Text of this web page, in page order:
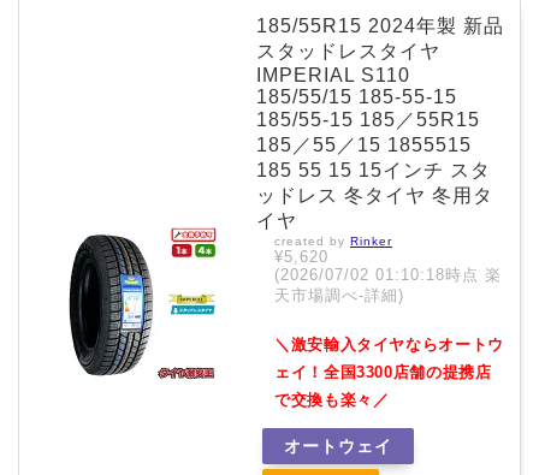
185/55R15 2024年製 新品
スタッドレスタイヤ
IMPERIAL S110
185/55/15 185-55-15
185/55-15 185／55R15
185／55／15 1855515
185 55 15 15インチ スタ
ッドレス 冬タイヤ 冬用タ
イヤ
created by Rinker
¥5,620
(2026/07/02 01:10:18時点 楽
天市場調べ-詳細)
＼激安輸入タイヤならオートウ
ェイ！全国3300店舗の提携店
で交換も楽々／
オートウェイ